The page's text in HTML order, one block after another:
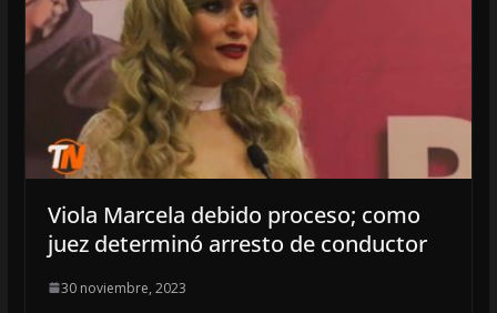
Viola Marcela debido proceso; como
juez determinó arresto de conductor
30 noviembre, 2023